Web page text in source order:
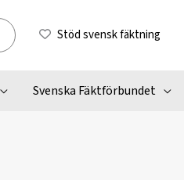
Stöd svensk fäktning
Svenska Fäktförbundet